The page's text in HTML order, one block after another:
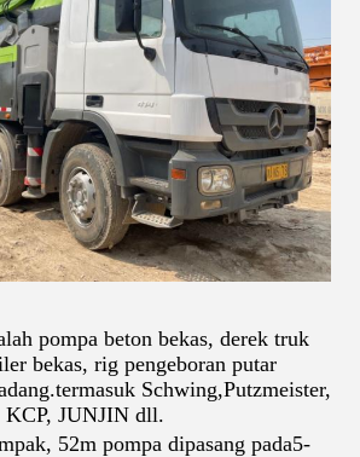
pompa beton bekas, derek truk
bekas, rig pengeboran putar
termasuk Schwing,Putzmeister,
JUNJIN dll.
52m pompa dipasang pada5-